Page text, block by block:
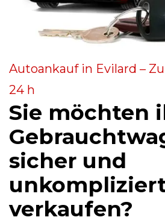
Autoankauf in Evilard –
24 h
Sie möchten
sicher und
verkaufen?